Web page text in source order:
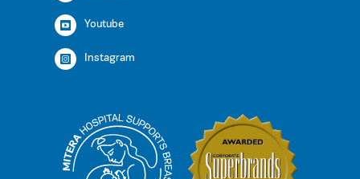
Youtube
Instagram